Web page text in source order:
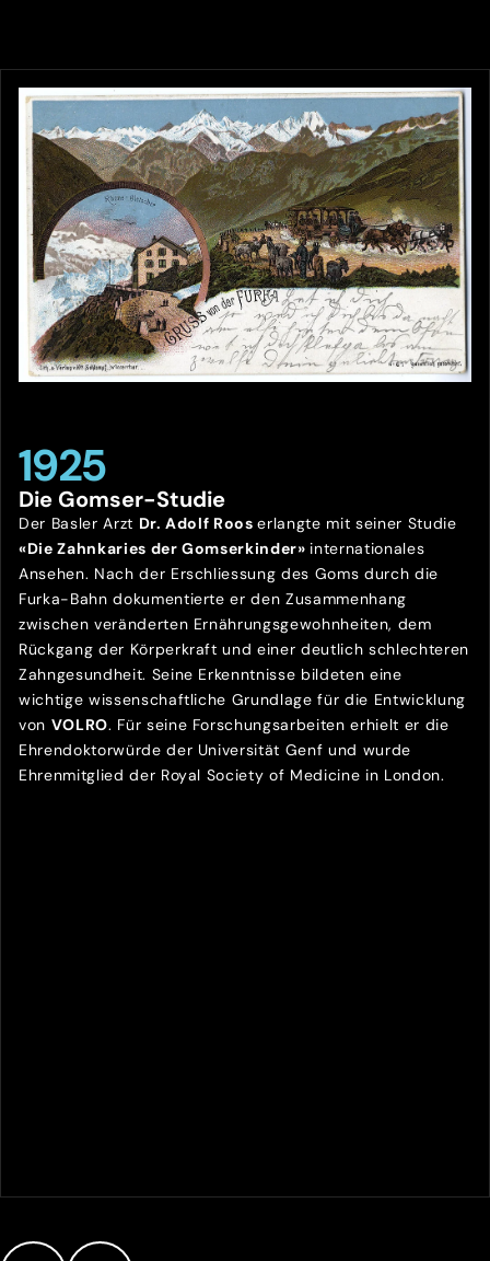
1925
Die Gomser-Studie
Der Basler Arzt Dr. Adolf Rooserlangte mit seiner Studie
«Die Zahnkaries der Gomserkinder» internationales
Ansehen. Nach der Erschliessung des Goms durch die
Furka-Bahn dokumentierte er den Zusammenhang
zwischen veränderten Ernährungsgewohnheiten, dem
Rückgang der Körperkraft und einer deutlich schlechteren
Zahngesundheit. Seine Erkenntnisse bildeten eine
wichtige wissenschaftliche Grundlage für die Entwicklung
von VOLRO. Für seine Forschungsarbeiten erhielt er die
Ehrendoktorwürde der Universität Genf und wurde
Ehrenmitglied der Royal Society of Medicine in London.